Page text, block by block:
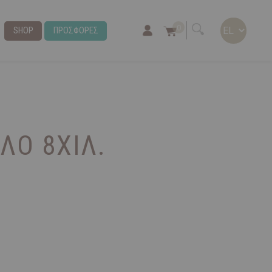
SHOP ΠΡΟΣΦΟΡΕΣ
8ΧΙΛ.